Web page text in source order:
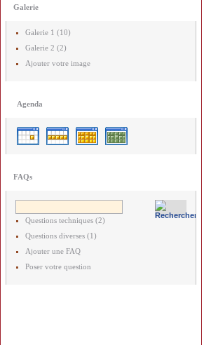
Galerie
Galerie 1 (10)
Galerie 2 (2)
Ajouter votre image
Agenda
FAQs
Questions techniques (2)
Questions diverses (1)
Ajouter une FAQ
Poser votre question